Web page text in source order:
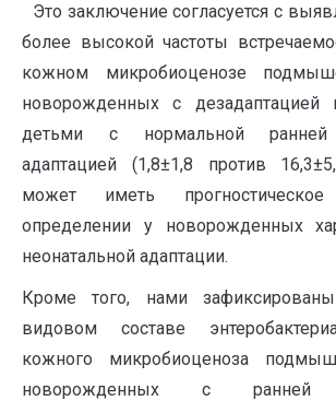
Это заключение согласуется с
более высокой частоты
кожном микробиоценозе
новорожденных с
детьми с нормальной ранней
адаптацией (1,8±1,8 против
может иметь
определении у новорожденных
неонатальной адаптации.
Кроме того, нами
видовом составе
кожного микробиоценоза
новорожденных с ранней